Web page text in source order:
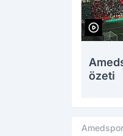
özeti